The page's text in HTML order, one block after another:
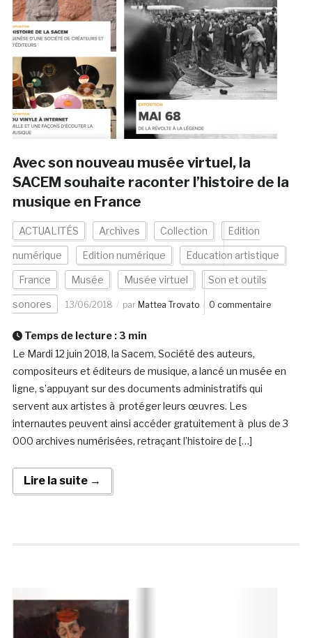
Avec son nouveau musée virtuel, la
SACEM souhaite raconter l’histoire de la
musique en France
ACTUALITÉS Archives Collection Edition
numérique Edition numérique Education artistique
France Musée Musée virtuel Son et outils
sonores 13/06/2018 par Mattea Trovato 0 commentaire
Temps de lecture : 3 min
Le Mardi 12 juin 2018, la Sacem, Société des auteurs,
compositeurs et éditeurs de musique, a lancé un musée en
ligne, s’appuyant sur des documents administratifs qui
servent aux artistes à protéger leurs œuvres. Les
internautes peuvent ainsi accéder gratuitement à plus de 3
000 archives numérisées, retraçant l’histoire de […]
Lire la suite →